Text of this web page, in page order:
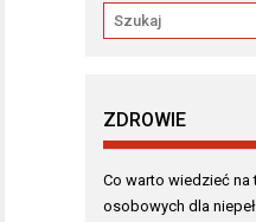
ZDROWIE
Co warto wiedzieć
osobowych dla